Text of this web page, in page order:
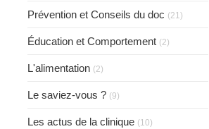
Prévention et Conseils du doc (21)
Éducation et Comportement (2)
L'alimentation (2)
Le saviez-vous ? (9)
Les actus de la clinique (10)